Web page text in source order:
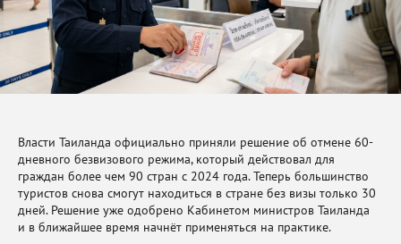
Власти Таиланда официально приняли решение об отмене 60-
дневного безвизового режима, который действовал для
граждан более чем 90 стран с 2024 года. Теперь большинство
туристов снова смогут находиться в стране без визы только 30
дней. Решение уже одобрено Кабинетом министров Таиланда
и в ближайшее время начнёт применяться на практике.